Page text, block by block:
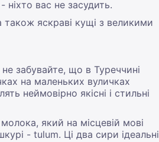
ніхто вас не засудить.
також яскраві кущі з великими
забувайте, що в Туреччині
на маленьких вуличках
неймовірно якісні і стильні
який на місцевій мові
- tulum. Ці два сири ідеальні